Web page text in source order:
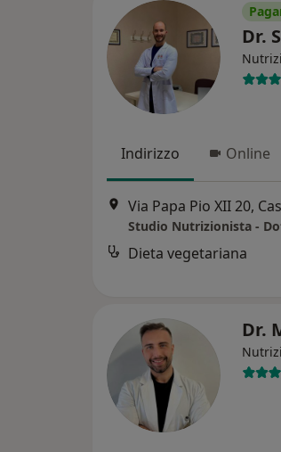
Dr.
Indirizzo Online
Via Papa Pio XII 20,
Studio Nutrizionista -
Dieta vegetariana
Dr.